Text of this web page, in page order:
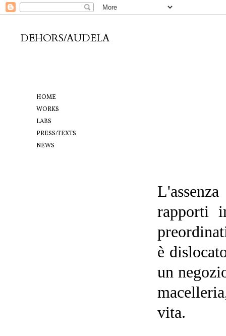
DEHORS/AUDELA
rapporti
è
un
vita.
HOME
WORKS
LABS
PRESS/TEXTS
NEWS